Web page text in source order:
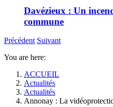
Davézieux : Un
commune
Précédent Suivant
You are here:
ACCUEIL
Actualités
Actualités
Annonay : La